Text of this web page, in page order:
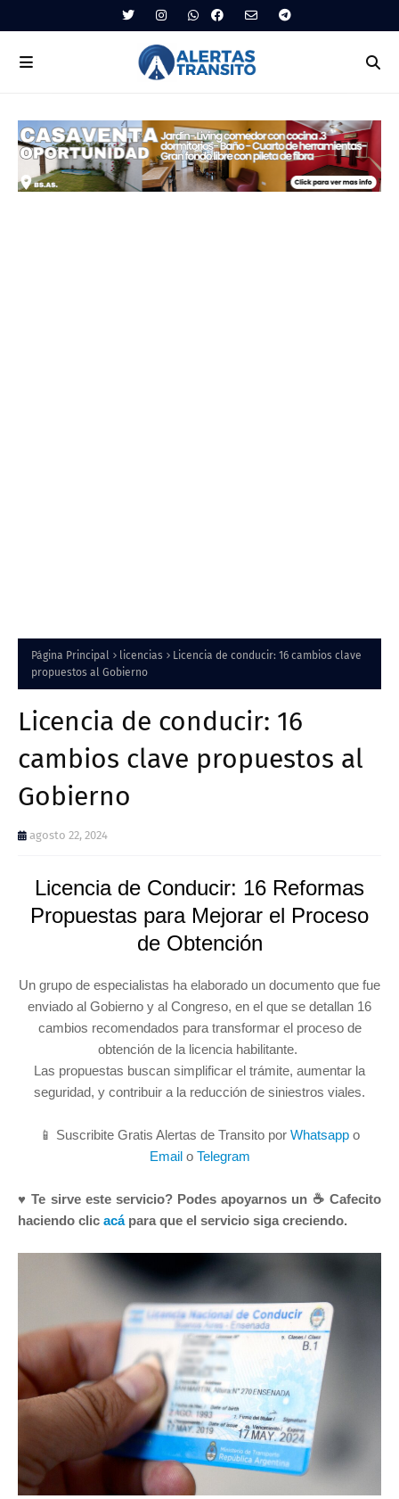
Página Principal licencias
Licencia de conducir: 16 cambios clave
propuestos al Gobierno
Licencia de conducir: 16
cambios clave propuestos al
Gobierno
agosto 22, 2024
Licencia de Conducir: 16 Reformas
Propuestas para Mejorar el Proceso
de Obtención
Un grupo de especialistas ha elaborado un documento que fue
enviado al Gobierno y al Congreso, en el que se detallan 16
cambios recomendados para transformar el proceso de
obtención de la licencia habilitante.
Las propuestas buscan simplificar el trámite, aumentar la
seguridad, y contribuir a la reducción de siniestros viales.
📱 Suscribite Gratis Alertas de Transito por Whatsapp o
Emailo Telegram
♥ Te sirve este servicio? Podes apoyarnos un ☕ Cafecito
haciendo clic acápara que el servicio siga creciendo.